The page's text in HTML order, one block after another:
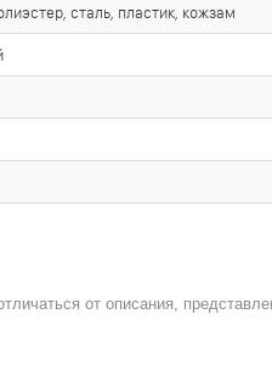
сталь, пластик, кожзам
от описания,